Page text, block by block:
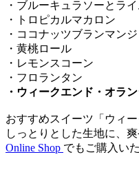
・ブルーキュラソーとラ
・トロピカルマカロン
・ココナッツブランマンジ
・黄桃ロール
・レモンスコーン
・フロランタン
・ウィークエンド・オラ
おすすめスイーツ「ウィ
しっとりとした生地に、
Online Shop でもご購入い